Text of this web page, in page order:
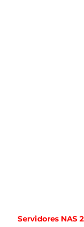
Servidores NAS